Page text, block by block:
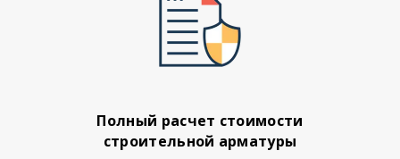
Полный расчет стоимости
строительной арматуры